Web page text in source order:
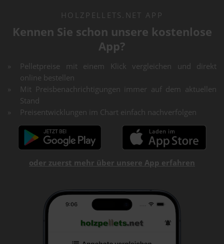
HOLZPELLETS.NET APP
Kennen Sie schon unsere kostenlose
App?
Pelletpreise mit einem Klick vergleichen und direkt
online bestellen
Mit Preisbenachrichtigungen immer auf dem aktuellen
Stand
Preisentwicklungen im Chart einfach nachverfolgen
oder zuerst mehr über unsere App erfahren